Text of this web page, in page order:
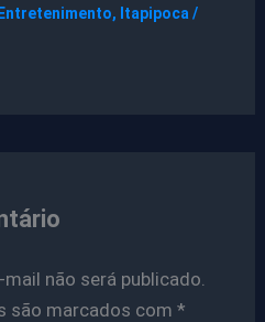
Entretenimento, Itapipoca /
não será publicado.
são marcados com *